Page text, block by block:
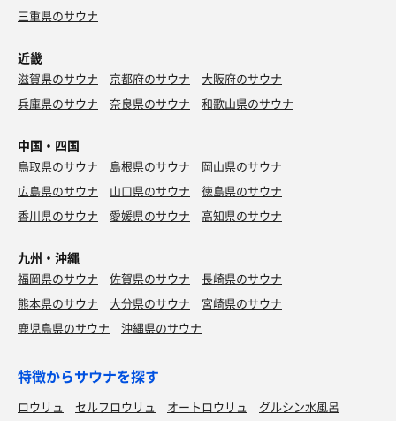
三重県のサウナ
近畿
滋賀県のサウナ 京都府のサウナ
大阪府のサウナ
兵庫県のサウナ
奈良県のサウナ 和歌山県のサウナ
中国・四国
鳥取県のサウナ 島根県のサウナ
岡山県のサウナ
広島県のサウナ
山口県のサウナ
徳島県のサウナ
香川県のサウナ
愛媛県のサウナ 高知県のサウナ
九州・沖縄
福岡県のサウナ 佐賀県のサウナ
長崎県のサウナ
熊本県のサウナ
大分県のサウナ
宮崎県のサウナ
鹿児島県のサウナ
沖縄県のサウナ
特徴からサウナを探す
ロウリュ セルフロウリュ オートロウリュ
グルシン水風呂